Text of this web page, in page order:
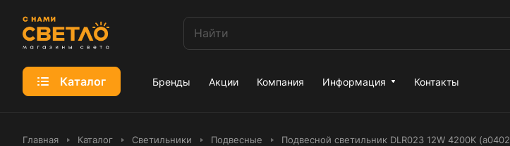
Каталог Бренды Акции Компания Информация Контакты
Главная Каталог Светильники Подвесные Подвесной светильник DLR023 12W 4200K